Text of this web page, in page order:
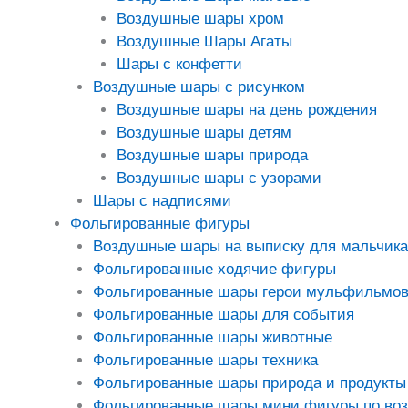
Воздушные шары хром
Воздушные Шары Агаты
Шары с конфетти
Воздушные шары с рисунком
Воздушные шары на день рождения
Воздушные шары детям
Воздушные шары природа
Воздушные шары с узорами
Шары с надписями
Фольгированные фигуры
Воздушные шары на выписку для мальчика
Фольгированные ходячие фигуры
Фольгированные шары герои мульфильмов
Фольгированные шары для события
Фольгированные шары животные
Фольгированные шары техника
Фольгированные шары природа и продукты